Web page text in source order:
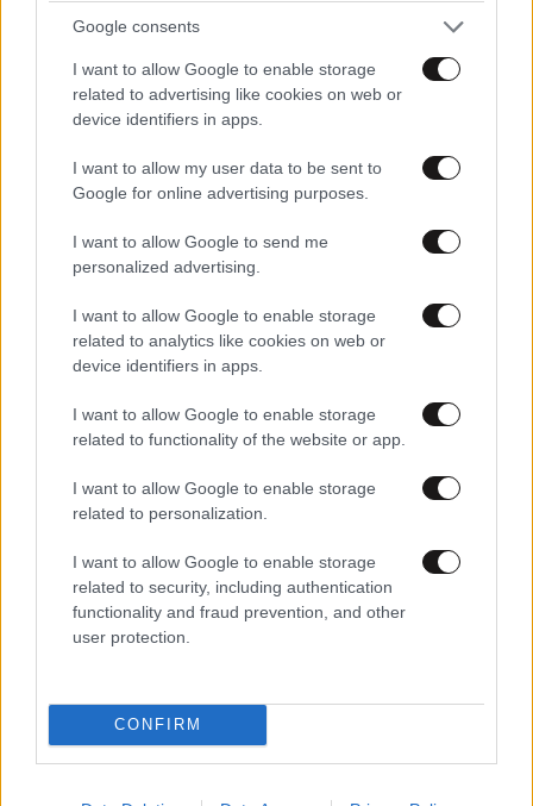
Google consents
I want to allow Google to enable storage
related to advertising like cookies on web or
device identifiers in apps.
I want to allow my user data to be sent to
Google for online advertising purposes.
I want to allow Google to send me
personalized advertising.
I want to allow Google to enable storage
related to analytics like cookies on web or
device identifiers in apps.
I want to allow Google to enable storage
related to functionality of the website or app.
I want to allow Google to enable storage
related to personalization.
I want to allow Google to enable storage
related to security, including authentication
functionality and fraud prevention, and other
user protection.
CONFIRM
LIFESTYLE06·08·2026 12:46
ποτέ – Ναι, έχω πατήσει φρένο»